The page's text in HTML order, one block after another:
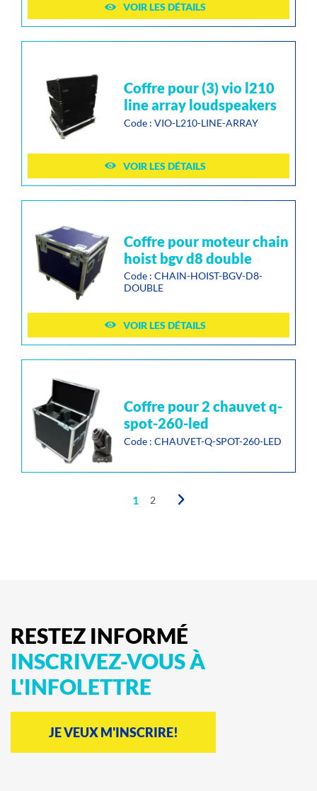
VOIR LES DÉTAILS
coffre pour (3) vio l210
line array loudspeakers
Code : VIO-L210-LINE-ARRAY
VOIR LES DÉTAILS
coffre pour moteur chain
hoist bgv d8 double
Code : CHAIN-HOIST-BGV-D8-
DOUBLE
VOIR LES DÉTAILS
coffre pour 2 chauvet q-
spot-260-led
Code : CHAUVET-Q-SPOT-260-LED
1 2
RESTEZ INFORMÉ
INSCRIVEZ-VOUSÀ
L'INFOLETTRE
JE VEUX M'INSCRIRE!